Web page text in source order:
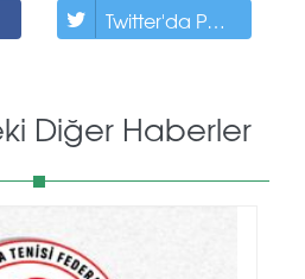
Twitter'da Paylaş
Diğer Haberler